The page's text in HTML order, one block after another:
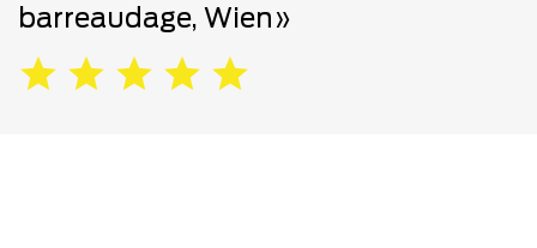
barreaudage, Wien»